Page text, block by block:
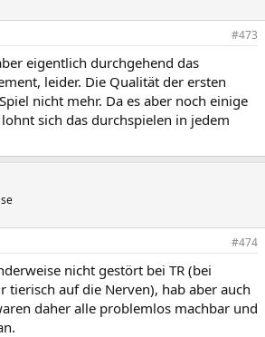
#473
eigentlich durchgehend das
leider. Die Qualität der ersten
nicht mehr. Da es aber noch einige
sich das durchspielen in jedem
#474
nicht gestört bei TR (bei
tierisch auf die Nerven), hab aber auch
daher alle problemlos machbar und